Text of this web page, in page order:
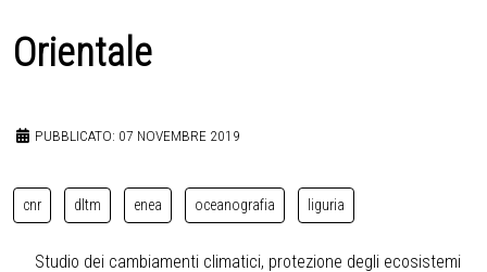
Orientale
PUBBLICATO: 07 NOVEMBRE 2019
cnr dltm enea oceanografia liguria
Studio dei cambiamenti climatici, protezione degli ecosistemi